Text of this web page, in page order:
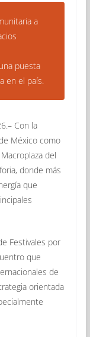
a
puesta
en el país.
Con la
México como
del
donde más
que
Festivales por
que
de
orientada